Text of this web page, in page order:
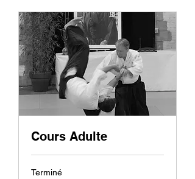
Cours Adulte
Terminé